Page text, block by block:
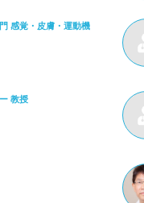
感覚・皮膚・運動機
教授